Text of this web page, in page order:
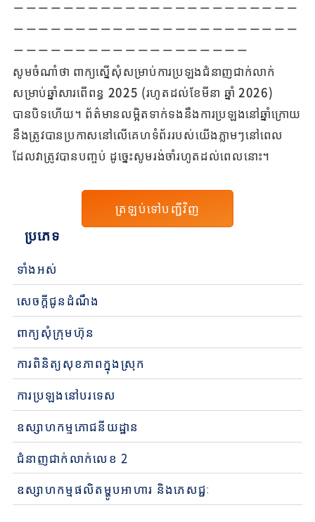
－－－－－－－－－－－－－－－－－－－－－－－
－－－－－－－－－－－－－－－－－－－－－－－
－－－－－－－－－－－－－－－－－－－
សូមចំណាំថា ពាក្យស្នើសុំសម្រាប់ការប្រឡងជំនាញជាក់លាក់
សម្រាប់ឆ្នាំសារពើពន្ធ 2025 (រហូតដល់ខែមីនា ឆ្នាំ 2026)
បានបិទហើយ។ ព័ត៌មានលម្អិតទាក់ទងនឹងការប្រឡងនៅឆ្នាំក្រោយ
នឹងត្រូវបានប្រកាសនៅលើគេហទំព័ររបស់យើងភ្លាមៗនៅពេល
ដែលវាត្រូវបានបញ្ចប់ ដូច្នេះសូមរង់ចាំរហូតដល់ពេលនោះ។
ត្រឡប់ទៅបញ្ជីវិញ
ប្រភេទ
ទាំងអស់
សេចក្តីជូនដំណឹង
ពាក្យសុំក្រុមហ៊ុន
ការពិនិត្យសុខភាពក្នុងស្រុក
ការប្រឡងនៅបរទេស
ឧស្សាហកម្មភោជនីយដ្ឋាន
ជំនាញជាក់លាក់លេខ 2
ឧស្សាហកម្មផលិតម្ហូបអាហារ និងភេសជ្ជៈ